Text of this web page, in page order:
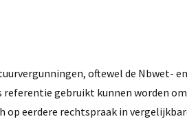
oftewel de Nbwet-
gebruikt kunnen worden
op eerdere rechtspraak in